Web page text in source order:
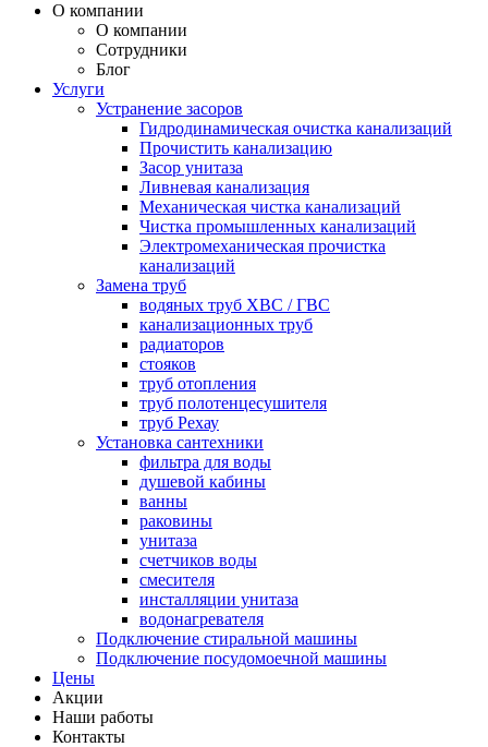
О компании
О компании
Сотрудники
Блог
Услуги
Устранение засоров
Гидродинамическая очистка канализаций
Прочистить канализацию
Засор унитаза
Ливневая канализация
Механическая чистка канализаций
Чистка промышленных канализаций
Электромеханическая прочистка
канализаций
Замена труб
водяных труб ХВС / ГВС
канализационных труб
радиаторов
стояков
труб отопления
труб полотенцесушителя
труб Рехау
Установка сантехники
фильтра для воды
душевой кабины
ванны
раковины
унитаза
счетчиков воды
смесителя
инсталляции унитаза
водонагревателя
Подключение стиральной машины
Подключение посудомоечной машины
Цены
Акции
Наши работы
Контакты